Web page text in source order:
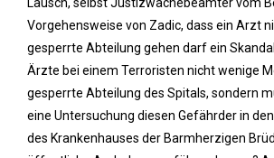
Vorgehensweise von Zadic, dass ein Arzt
gesperrte Abteilung gehen darf ein
Ärzte bei einem Terroristen nicht wenige
gesperrte Abteilung des Spitals, sondern
eine Untersuchung diesen Gefährder in
des Krankenhauses der Barmherzigen